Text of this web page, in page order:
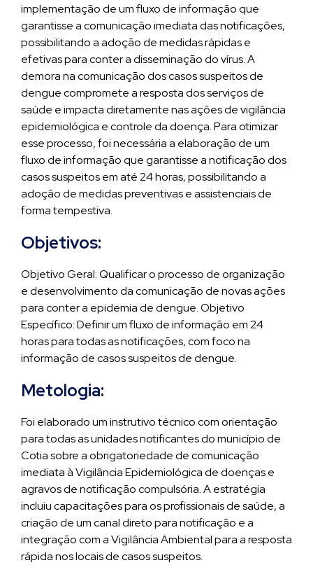
implementação de um fluxo de informação que
garantisse a comunicação imediata das notificações,
possibilitando a adoção de medidas rápidas e
efetivas para conter a disseminação do vírus. A
demora na comunicação dos casos suspeitos de
dengue compromete a resposta dos serviços de
saúde e impacta diretamente nas ações de vigilância
epidemiológica e controle da doença. Para otimizar
esse processo, foi necessária a elaboração de um
fluxo de informação que garantisse a notificação dos
casos suspeitos em até 24 horas, possibilitando a
adoção de medidas preventivas e assistenciais de
forma tempestiva.
Objetivos:
Objetivo Geral: Qualificar o processo de organização
e desenvolvimento da comunicação de novas ações
para conter a epidemia de dengue. Objetivo
Específico: Definir um fluxo de informação em 24
horas para todas as notificações, com foco na
informação de casos suspeitos de dengue.
Metologia:
Foi elaborado um instrutivo técnico com orientação
para todas as unidades notificantes do município de
Cotia sobre a obrigatoriedade de comunicação
imediata à Vigilância Epidemiológica de doenças e
agravos de notificação compulsória. A estratégia
incluiu capacitações para os profissionais de saúde, a
criação de um canal direto para notificação e a
integração com a Vigilância Ambiental para a resposta
rápida nos locais de casos suspeitos.